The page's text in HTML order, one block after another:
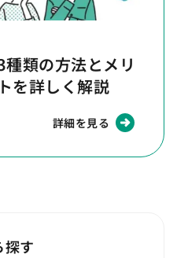
類の方法とメリ
を詳しく解説
詳細を見る
探す